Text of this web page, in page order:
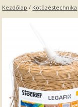
Kezdőlap / Kötözéstechnika